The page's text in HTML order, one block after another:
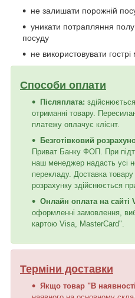
не залишати порожній
уникати потрапляння
посуду
не використовувати
Способи оплати
Післяплата:
отриманні товару.
платежу оплачує клієнт.
Безготівковий
Приват Банку ФОП. При
наш менеджер надасть усі
перекладу. Доставка товару
розрахунку здійснюється
Онлайн оплата на сайті
оформленні замовлення,
картою Visa, MasterCard".
Терміни доставки
Якщо товар "В